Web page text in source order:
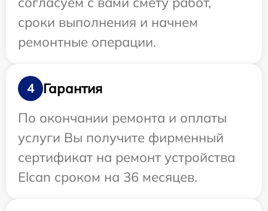
сроки выполнения и начнем
ремонтные операции.
4
Гарантия
По окончании ремонта и оплаты
услуги Вы получите фирменный
сертификат на ремонт устройства
Elcan сроком на 36 месяцев.